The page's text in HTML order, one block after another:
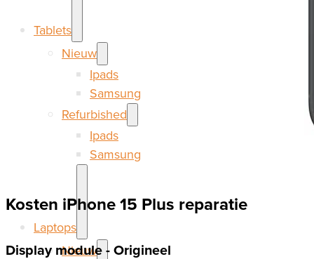
Tablets
Nieuw
Ipads
Samsung
Refurbished
Ipads
Samsung
Laptops
Nieuw
Kosten iPhone 15 Plus reparatie
Display module - Origineel